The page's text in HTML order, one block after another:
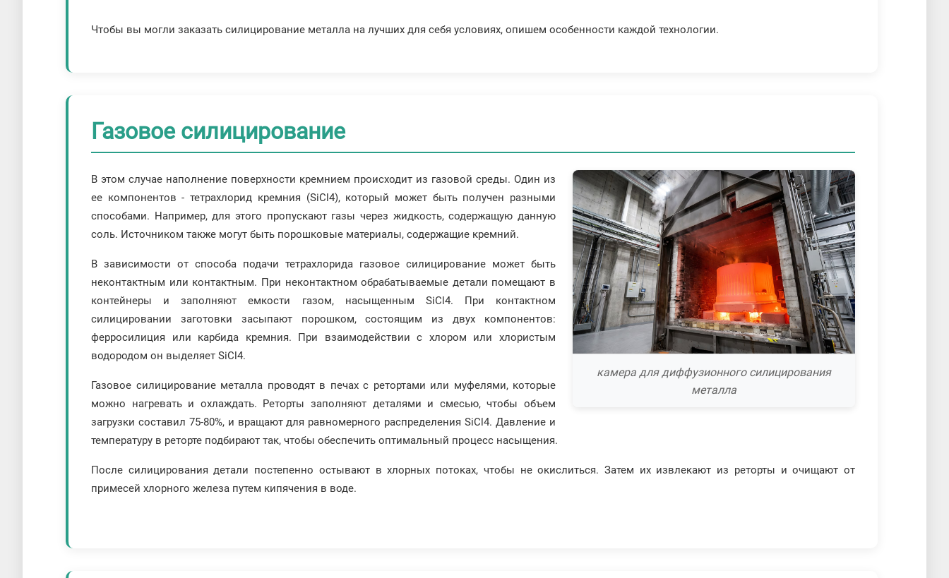
Чтобы вы могли заказать силицирование металла на лучших для себя условиях, опишем особенности каждой технологии.
Газовое силицирование
камера для диффузионного силицирования
металла
В этом случае наполнение поверхности кремнием происходит из газовой среды. Один из
ее компонентов - тетрахлорид кремния (SiCl4), который может быть получен разными
способами. Например, для этого пропускают газы через жидкость, содержащую данную
соль. Источником также могут быть порошковые материалы, содержащие кремний.
В зависимости от способа подачи тетрахлорида газовое силицирование может быть
неконтактным или контактным. При неконтактном обрабатываемые детали помещают в
контейнеры и заполняют емкости газом, насыщенным SiCl4. При контактном
силицировании заготовки засыпают порошком, состоящим из двух компонентов:
ферросилиция или карбида кремния. При взаимодействии с хлором или хлористым
водородом он выделяет SiCl4.
Газовое силицирование металла проводят в печах с ретортами или муфелями, которые
можно нагревать и охлаждать. Реторты заполняют деталями и смесью, чтобы объем
загрузки составил 75-80%, и вращают для равномерного распределения SiCl4. Давление и
температуру в реторте подбирают так, чтобы обеспечить оптимальный процесс насыщения.
После силицирования детали постепенно остывают в хлорных потоках, чтобы не окислиться. Затем их извлекают из реторты и очищают от
примесей хлорного железа путем кипячения в воде.